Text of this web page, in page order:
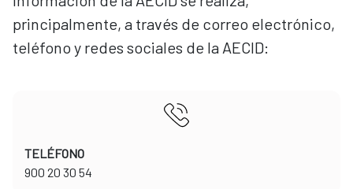
principalmente, a través de correo electrónico,
teléfono y redes sociales de la AECID:
TELÉFONO
​​​​​​​900 20 30 54